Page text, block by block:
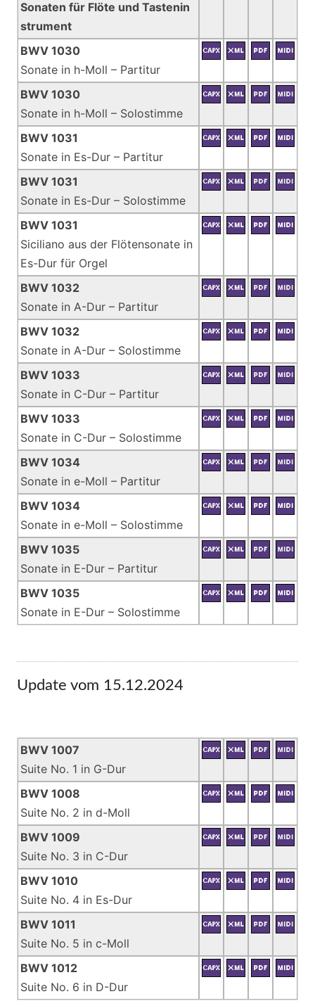
Sonaten für Flöte und Tastenin
strument
BWV 1030
Sonate in h-Moll – Partitur
BWV 1030
Sonate in h-Moll – Solostimme
BWV 1031
Sonate in Es-Dur – Partitur
BWV 1031
Sonate in Es-Dur – Solostimme
BWV 1031
Siciliano aus der Flötensonate in
Es-Dur für Orgel
BWV 1032
Sonate in A-Dur – Partitur
BWV 1032
Sonate in A-Dur – Solostimme
BWV 1033
Sonate in C-Dur – Partitur
BWV 1033
Sonate in C-Dur – Solostimme
BWV 1034
Sonate in e-Moll – Partitur
BWV 1034
Sonate in e-Moll – Solostimme
BWV 1035
Sonate in E-Dur – Partitur
BWV 1035
Sonate in E-Dur – Solostimme
Update vom 15.12.2024
BWV 1007
Suite No. 1 in G-Dur
BWV 1008
Suite No. 2 in d-Moll
BWV 1009
Suite No. 3 in C-Dur
BWV 1010
Suite No. 4 in Es-Dur
BWV 1011
Suite No. 5 in c-Moll
BWV 1012
Suite No. 6 in D-Dur